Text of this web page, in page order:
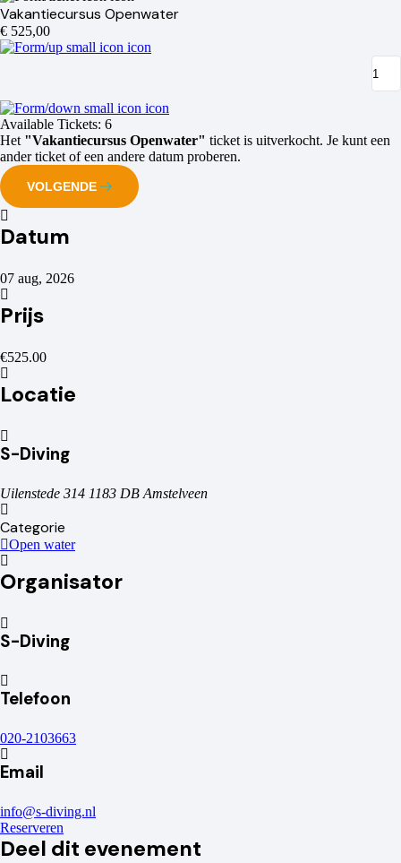
Vakantiecursus Openwater
€ 525,00
Available Tickets: 6
Het "Vakantiecursus Openwater" ticket is uitverkocht. Je kunt een
ander ticket of een andere datum proberen.
VOLGENDE
Datum
07 aug, 2026
Prijs
€525.00
Locatie
S-Diving
Uilenstede 314 1183 DB Amstelveen
Categorie
Open water
Organisator
S-Diving
Telefoon
020-2103663
Email
info@s-diving.nl
Reserveren
Deel dit evenement